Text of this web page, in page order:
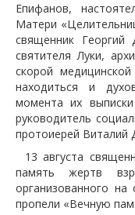
Епифанов,
Матери
священник
святителя Луки,
скорой
находиться и
момента их
руководитель
протоиерей Виталий
13 августа
память жертв
организованного
пропели «Вечную